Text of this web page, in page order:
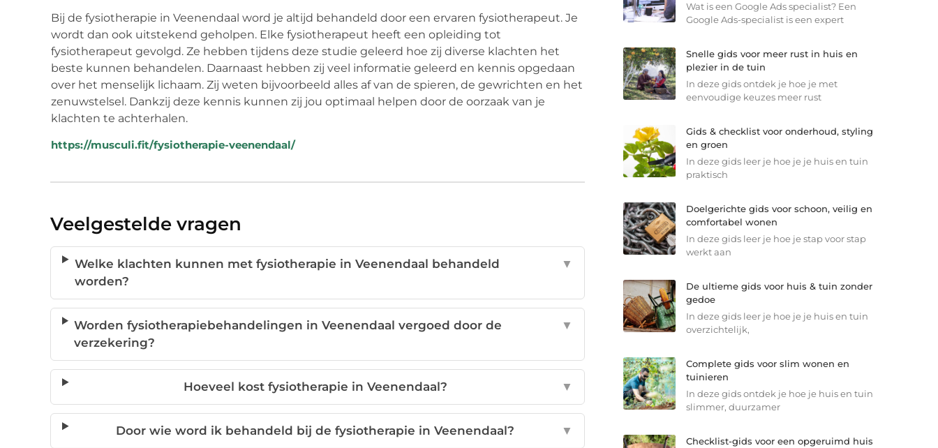
Bij de fysiotherapie in Veenendaal word je altijd behandeld door een ervaren fysiotherapeut. Je
wordt dan ook uitstekend geholpen. Elke fysiotherapeut heeft een opleiding tot
fysiotherapeut gevolgd. Ze hebben tijdens deze studie geleerd hoe zij diverse klachten het
beste kunnen behandelen. Daarnaast hebben zij veel informatie geleerd en kennis opgedaan
over het menselijk lichaam. Zij weten bijvoorbeeld alles af van de spieren, de gewrichten en het
zenuwstelsel. Dankzij deze kennis kunnen zij jou optimaal helpen door de oorzaak van je
klachten te achterhalen.
https://musculi.fit/fysiotherapie-veenendaal/
Veelgestelde vragen
Welke klachten kunnen met fysiotherapie in Veenendaal behandeld
worden?
▼
Worden fysiotherapiebehandelingen in Veenendaal vergoed door de
verzekering?
▼
Hoeveel kost fysiotherapie in Veenendaal? ▼
Door wie word ik behandeld bij de fysiotherapie in Veenendaal? ▼
Wat is een Google Ads specialist? Een
Google Ads-specialist is een expert
Snelle gids voor meer rust in huis en
plezier in de tuin
In deze gids ontdek je hoe je met
eenvoudige keuzes meer rust
Gids & checklist voor onderhoud, styling
en groen
In deze gids leer je hoe je je huis en tuin
praktisch
Doelgerichte gids voor schoon, veilig en
comfortabel wonen
In deze gids leer je hoe je stap voor stap
werkt aan
De ultieme gids voor huis & tuin zonder
gedoe
In deze gids leer je hoe je je huis en tuin
overzichtelijk,
Complete gids voor slim wonen en
tuinieren
In deze gids ontdek je hoe je huis en tuin
slimmer, duurzamer
Checklist-gids voor een opgeruimd huis